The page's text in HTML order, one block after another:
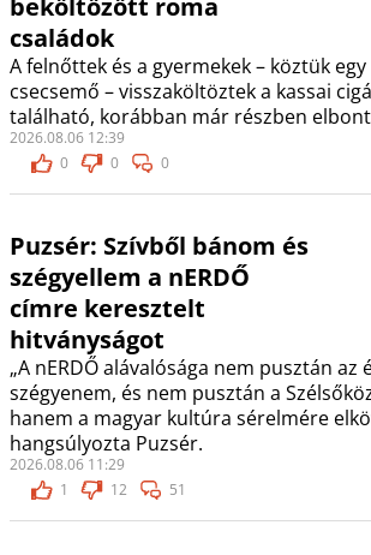
beköltözött roma
családok
A felnőttek és a gyermekek – köztük
csecsemő – visszaköltöztek a kassai
található, korábban már részben
2026.08.06 12:39
0
0 0
Puzsér: Szívből bánom és
szégyellem a nERDŐ
címre keresztelt
hitványságot
„A nERDŐ alávalósága nem pusztán az
szégyenem, és nem pusztán a
hanem a magyar kultúra sérelmére
hangsúlyozta Puzsér.
2026.08.06 11:29
1
12 51